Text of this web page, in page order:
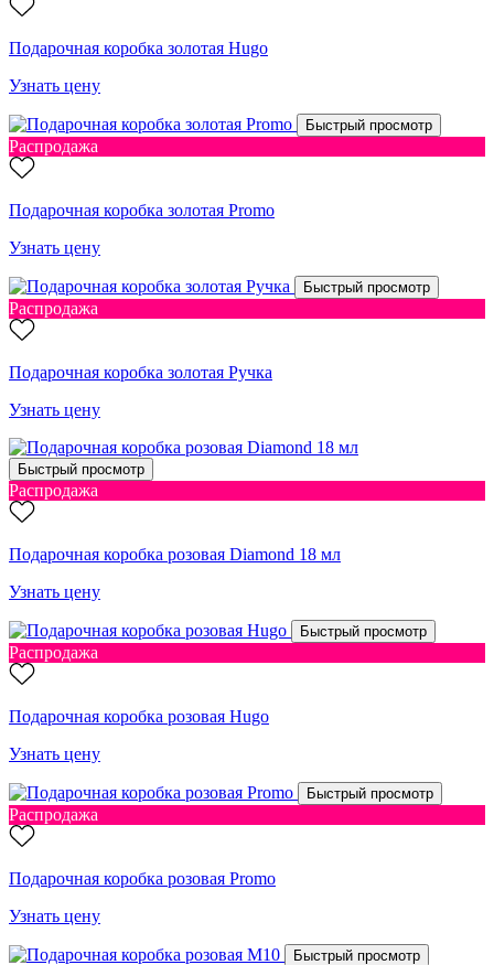
Подарочная коробка золотая Hugo
Узнать цену
Быстрый просмотр
Распродажа
Подарочная коробка золотая Promo
Узнать цену
Быстрый просмотр
Распродажа
Подарочная коробка золотая Ручка
Узнать цену
Быстрый просмотр
Распродажа
Подарочная коробка розовая Diamond 18 мл
Узнать цену
Быстрый просмотр
Распродажа
Подарочная коробка розовая Hugo
Узнать цену
Быстрый просмотр
Распродажа
Подарочная коробка розовая Promo
Узнать цену
Быстрый просмотр